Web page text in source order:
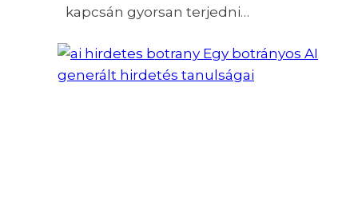
kapcsán gyorsan terjedni…